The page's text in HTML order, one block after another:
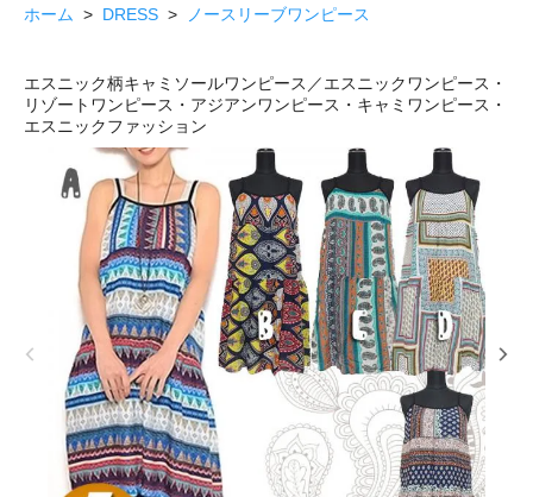
ホーム > DRESS > ノースリーブワンピース
エスニック柄キャミソールワンピース／エスニックワンピース・
リゾートワンピース・アジアンワンピース・キャミワンピース・
エスニックファッション